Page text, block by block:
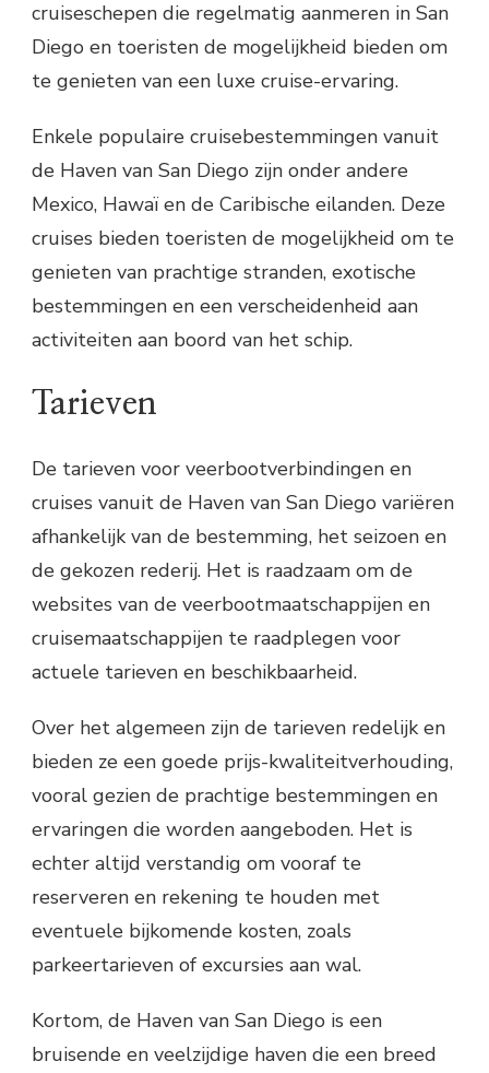
cruiseschepen die regelmatig aanmeren in San
Diego en toeristen de mogelijkheid bieden om
te genieten van een luxe cruise-ervaring.
Enkele populaire cruisebestemmingen vanuit
de Haven van San Diego zijn onder andere
Mexico, Hawaï en de Caribische eilanden. Deze
cruises bieden toeristen de mogelijkheid om te
genieten van prachtige stranden, exotische
bestemmingen en een verscheidenheid aan
activiteiten aan boord van het schip.
Tarieven
De tarieven voor veerbootverbindingen en
cruises vanuit de Haven van San Diego variëren
afhankelijk van de bestemming, het seizoen en
de gekozen rederij. Het is raadzaam om de
websites van de veerbootmaatschappijen en
cruisemaatschappijen te raadplegen voor
actuele tarieven en beschikbaarheid.
Over het algemeen zijn de tarieven redelijk en
bieden ze een goede prijs-kwaliteitverhouding,
vooral gezien de prachtige bestemmingen en
ervaringen die worden aangeboden. Het is
echter altijd verstandig om vooraf te
reserveren en rekening te houden met
eventuele bijkomende kosten, zoals
parkeertarieven of excursies aan wal.
Kortom, de Haven van San Diego is een
bruisende en veelzijdige haven die een breed